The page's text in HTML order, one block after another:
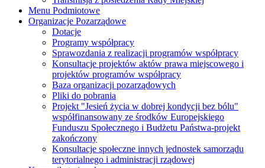
Menu Podmiotowe
Organizacje Pozarządowe
Dotacje
Programy współpracy
Sprawozdania z realizacji programów współpracy
Konsultacje projektów aktów prawa miejscowego i
projektów programów współpracy
Baza organizacji pozarządowych
Pliki do pobrania
Projekt "Jesień życia w dobrej kondycji bez bólu"
współfinansowany ze środków Europejskiego
Funduszu Społecznego i Budżetu Państwa-projekt
zakończony
Konsultacje społeczne innych jednostek samorządu
terytorialnego i administracji rządowej